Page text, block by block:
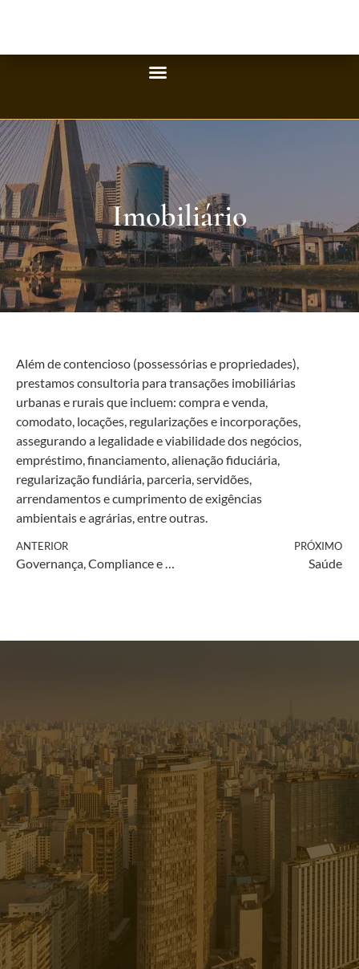
Imobiliário
Além de contencioso (possessórias e propriedades),
prestamos consultoria para transações imobiliárias
urbanas e rurais que incluem: compra e venda,
comodato, locações, regularizações e incorporações,
assegurando a legalidade e viabilidade dos negócios,
empréstimo, financiamento, alienação fiduciária,
regularização fundiária, parceria, servidões,
arrendamentos e cumprimento de exigências
ambientais e agrárias, entre outras.
ANTERIOR
Governança, Compliance e LGPD
PRÓXIMO
Saúde